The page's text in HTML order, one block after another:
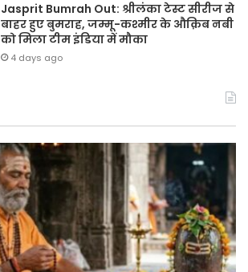
Jasprit Bumrah Out: श्रीलंका टेस्ट सीरीज से
बाहर हुए बुमराह, जम्मू-कश्मीर के औक़िब नबी
को मिला टीम इंडिया में मौका
4 days ago